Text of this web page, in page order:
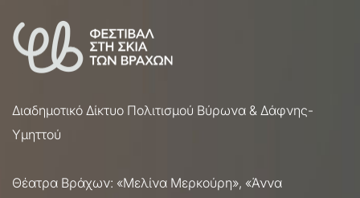
Διαδημοτικό Δίκτυο Πολιτισμού Βύρωνα & Δάφνης-
Υμηττού
Θέατρα Βράχων: «Μελίνα Μερκούρη», «Άννα